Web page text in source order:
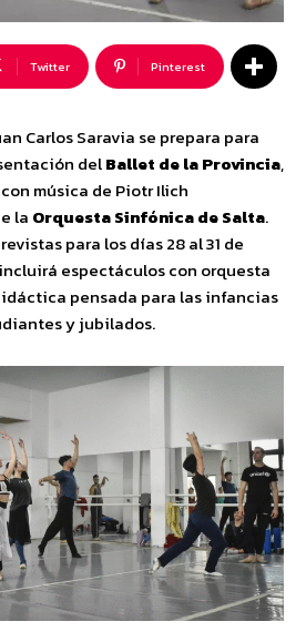
Twitter Pinterest
Carlos Saravia se prepara para
delBallet de la Provincia,
música de Piotr Ilich
la Orquesta Sinfónica de Salta.
para los días 28 al 31 de
espectáculos con orquesta
pensada para las infancias
y jubilados.